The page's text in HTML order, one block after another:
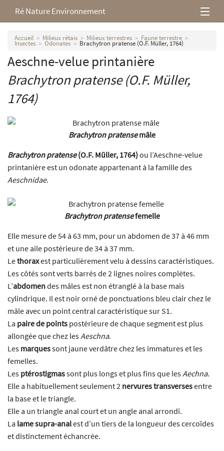
Ré Nature Environnement
L’association
Milieux rétais
Nos parutions
Accueil Milieux rétais Milieux terrestres Faune terrestre
Insectes Odonates Brachytron pratense (O.F. Müller, 1764)
Aeschne-velue printanière
Brachytron pratense(O.F. Müller,
1764)
Brachytron pratensemâle
Brachytron pratense(O.F. Müller, 1764)ou l’Aeschne-velue
printanière est un odonate appartenant à la famille des
Aeschnidae.
Brachytron pratensefemelle
Elle mesure de 54 à 63 mm, pour un abdomen de 37 à 46 mm
et une aile postérieure de 34 à 37 mm.
Lethoraxest particulièrement velu à dessins caractéristiques.
Les côtés sont verts barrés de 2 lignes noires complètes.
L’abdomendes mâles est non étranglé à la base mais
cylindrique. Il est noir orné de ponctuations bleu clair chez le
mâle avec un point central caractéristique sur S1.
La paire de points postérieure de chaque segment est plus
allongée que chez lesAeschna.
Les marquessont jaune verdâtre chez les immatures et les
femelles.
Les ptérostigmassont plus longs et plus fins que lesAechna.
Elle a habituellement seulement 2 nervures transversesentre
la base et le triangle.
Elle a un triangle anal court et un angle anal arrondi.
La lame supra-analest d’un tiers de la longueur des cercoïdes
et distinctement échancrée.